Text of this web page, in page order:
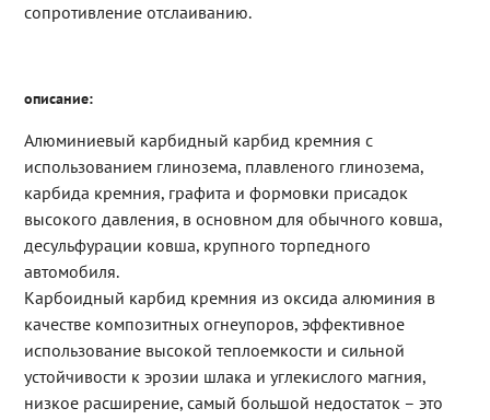
сопротивление отслаиванию.
описание:
Алюминиевый карбидный карбид кремния с
использованием глинозема, плавленого глинозема,
карбида кремния, графита и формовки присадок
высокого давления, в основном для обычного ковша,
десульфурации ковша, крупного торпедного
автомобиля.
Карбоидный карбид кремния из оксида алюминия в
качестве композитных огнеупоров, эффективное
использование высокой теплоемкости и сильной
устойчивости к эрозии шлака и углекислого магния,
низкое расширение, самый большой недостаток – это